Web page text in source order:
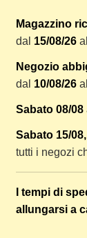
ALLARME
99,00 €
110,00 €
Magazzino
dal 15/08/26 al
Negozio
dal 10/08/26 al
Sabato 08/08
Sabato 15/
tutti i negozi
I tempi di
allungarsi a